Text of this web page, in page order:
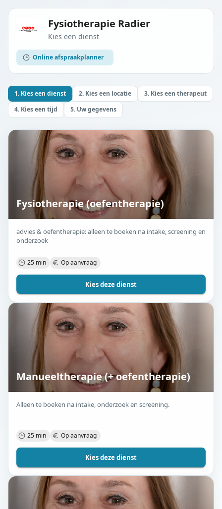
Fysiotherapie Radier
Kies een dienst
Online afspraakplanner
1. Kies een dienst 2. Kies een locatie
3. Kies een therapeut
4. Kies een tijd
5. Uw gegevens
Fysiotherapie (oefentherapie)
advies & oefentherapie: alleen te boeken na intake, screening en
onderzoek
25 min Op aanvraag
Kies deze dienst
Manueeltherapie (+ oefentherapie)
Alleen te boeken na intake, onderzoek en screening.
25 min Op aanvraag
Kies deze dienst